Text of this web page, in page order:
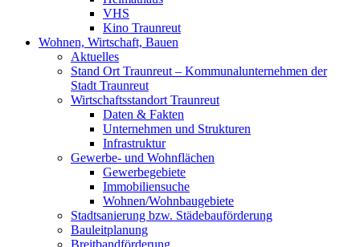
VHS
Kino Traunreut
Wohnen, Wirtschaft, Bauen
Aktuelles
Stand Ort Traunreut – Kommunalunternehmen der
Stadt Traunreut
Wirtschaftsstandort Traunreut
Daten & Fakten
Unternehmen und Strukturen
Infrastruktur
Gewerbe- und Wohnflächen
Gewerbegebiete
Immobiliensuche
Wohnen/Wohnbaugebiete
Stadtsanierung bzw. Städebauförderung
Bauleitplanung
Breitbandförderung